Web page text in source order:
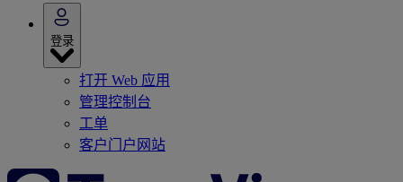
登录
打开 Web 应用
管理控制台
工单
客户门户网站